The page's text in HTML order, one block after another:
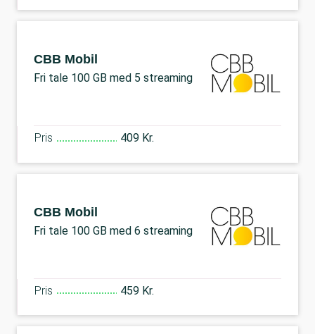
CBB Mobil
Fri tale 100 GB med 5 streaming
Pris 409 Kr.
CBB Mobil
Fri tale 100 GB med 6 streaming
Pris 459 Kr.